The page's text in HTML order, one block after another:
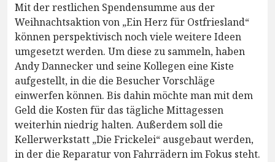
Mit der restlichen Spendensumme aus der
Weihnachtsaktion von „Ein Herz für Ostfriesland“
können perspektivisch noch viele weitere Ideen
umgesetzt werden. Um diese zu sammeln, haben
Andy Dannecker und seine Kollegen eine Kiste
aufgestellt, in die die Besucher Vorschläge
einwerfen können. Bis dahin möchte man mit dem
Geld die Kosten für das tägliche Mittagessen
weiterhin niedrig halten. Außerdem soll die
Kellerwerkstatt „Die Frickelei“ ausgebaut werden,
in der die Reparatur von Fahrrädern im Fokus steht.